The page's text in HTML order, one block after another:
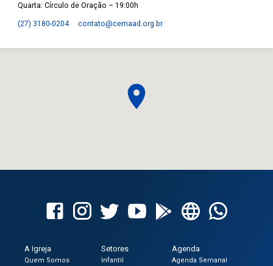
Quarta: Círculo de Oração – 19:00h
(27) 3180-0204 contato​@cemaad.org.br
A Igreja
Quem Somos
Setores
Infantil
Agenda
Agenda Semanal